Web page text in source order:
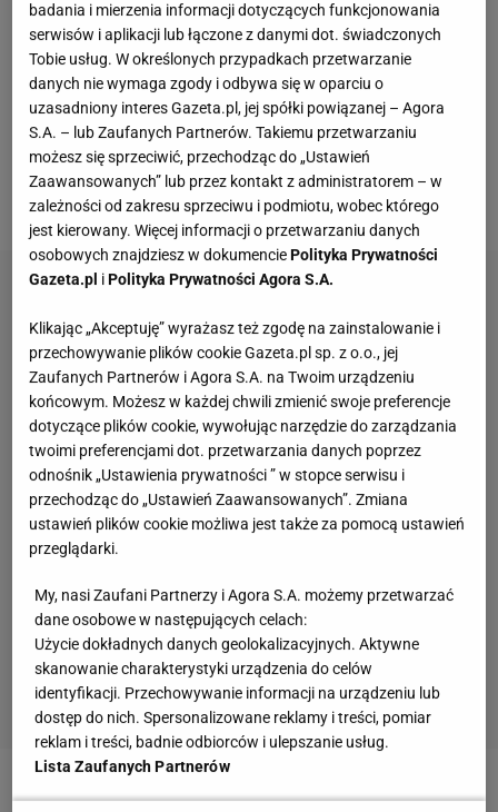
Upraszczając, odpowiadam za przedmeczową
rozgrzewkę i za przygotowanie całej drużyny do
każdego treningu.
Rozgrzewka jest spersonalizowana - podchodzisz do
siatkarzy, z każdym chwilę rozmawiasz. Dla każdego
opracowałeś specjalny zestaw ćwiczeń?
- Każdy ma jakieś drobne problemy, a jak nie ma
badania i mierzenia informacji dotyczących funkcjonowania
serwisów i aplikacji lub łączone z danymi dot. świadczonych
Tobie usług. W określonych przypadkach przetwarzanie
danych nie wymaga zgody i odbywa się w oparciu o
uzasadniony interes Gazeta.pl, jej spółki powiązanej – Agora
S.A. – lub Zaufanych Partnerów. Takiemu przetwarzaniu
możesz się sprzeciwić, przechodząc do „Ustawień
Zaawansowanych” lub przez kontakt z administratorem – w
zależności od zakresu sprzeciwu i podmiotu, wobec którego
jest kierowany. Więcej informacji o przetwarzaniu danych
osobowych znajdziesz w dokumenciePolityka Prywatności
Gazeta.pl iPolityka Prywatności Agora S.A.
Klikając „Akceptuję” wyrażasz też zgodę na zainstalowanie i
przechowywanie plików cookie Gazeta.pl sp. z o.o., jej
Zaufanych Partnerów i Agora S.A. na Twoim urządzeniu
końcowym. Możesz w każdej chwili zmienić swoje preferencje
dotyczące plików cookie, wywołując narzędzie do zarządzania
twoimi preferencjami dot. przetwarzania danych poprzez
odnośnik „Ustawienia prywatności ” w stopce serwisu i
przechodząc do „Ustawień Zaawansowanych”. Zmiana
ustawień plików cookie możliwa jest także za pomocą ustawień
przeglądarki.
My, nasi Zaufani Partnerzy i Agora S.A. możemy przetwarzać
dane osobowe w następujących celach:
Użycie dokładnych danych geolokalizacyjnych. Aktywne
skanowanie charakterystyki urządzenia do celów
identyfikacji. Przechowywanie informacji na urządzeniu lub
dostęp do nich. Spersonalizowane reklamy i treści, pomiar
reklam i treści, badnie odbiorców i ulepszanie usług.
Lista Zaufanych Partnerów